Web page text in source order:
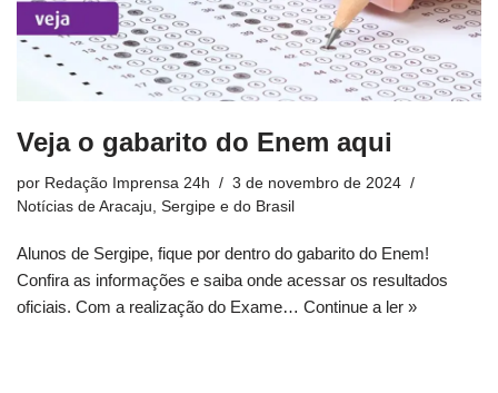
Veja o gabarito do Enem aqui
por Redação Imprensa 24h
3 de novembro de 2024
Notícias de Aracaju, Sergipe e do Brasil
Alunos de Sergipe, fique por dentro do gabarito do Enem!
Confira as informações e saiba onde acessar os resultados
oficiais. Com a realização do Exame… Continue a ler »